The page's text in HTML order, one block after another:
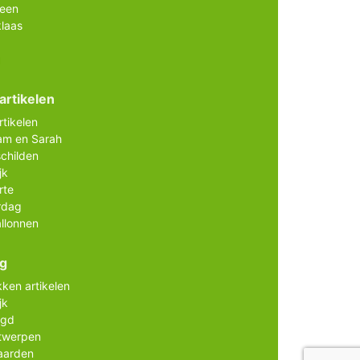
en Sarah
artikelen